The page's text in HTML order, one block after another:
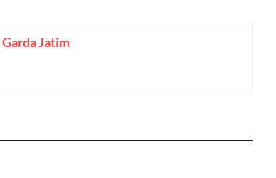
Jatim